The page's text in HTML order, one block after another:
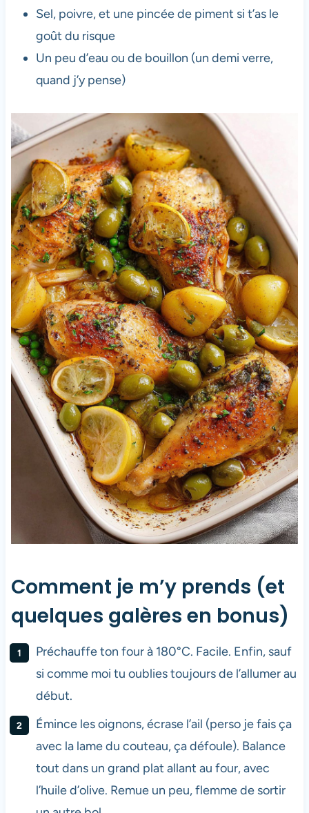
Sel, poivre, et une pincée de piment si t’as le
goût du risque
Un peu d’eau ou de bouillon (un demi verre,
quand j’y pense)
Comment je m’y prends (et
quelques galères en bonus)
Préchauffe ton four à 180°C. Facile. Enfin, sauf
si comme moi tu oublies toujours de l’allumer au
début.
Émince les oignons, écrase l’ail (perso je fais ça
avec la lame du couteau, ça défoule). Balance
tout dans un grand plat allant au four, avec
l’huile d’olive. Remue un peu, flemme de sortir